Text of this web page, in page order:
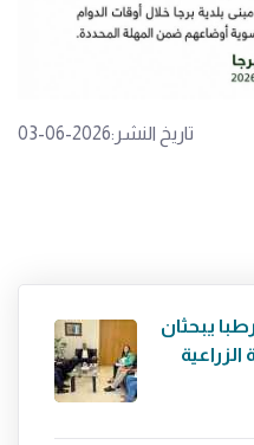
تاريخ النشر:2026-06-03
يبحثان
الزراعية